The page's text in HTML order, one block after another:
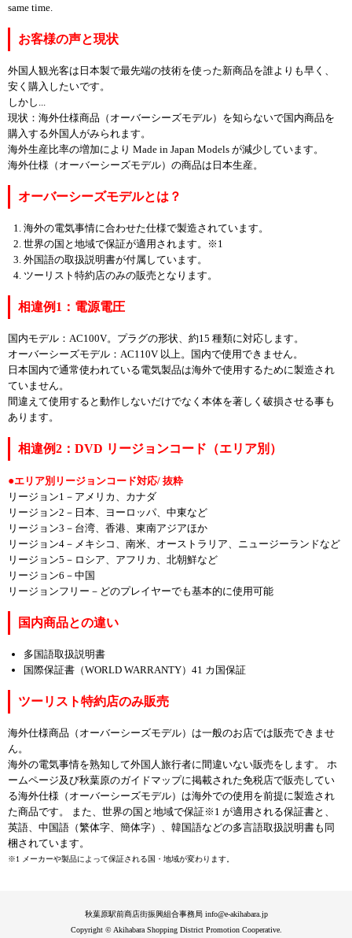
same time.
お客様の声と現状
外国人観光客は日本製で最先端の技術を使った新商品を誰よりも早く、
安く購入したいです。
しかし...
現状：海外仕様商品（オーバーシーズモデル）を知らないで国内商品を
購入する外国人がみられます。
海外生産比率の増加により Made in Japan Models が減少しています。
海外仕様（オーバーシーズモデル）の商品は日本生産。
オーバーシーズモデルとは？
海外の電気事情に合わせた仕様で製造されています。
世界の国と地域で保証が適用されます。※1
外国語の取扱説明書が付属しています。
ツーリスト特約店のみの販売となります。
相違例1：電源電圧
国内モデル：AC100V。プラグの形状、約15 種類に対応します。
オーバーシーズモデル：AC110V 以上。国内で使用できません。
日本国内で通常使われている電気製品は海外で使用するために製造され
ていません。
間違えて使用すると動作しないだけでなく本体を著しく破損させる事も
あります。
相違例2：DVD リージョンコード（エリア別）
エリア別リージョンコード対応/ 抜粋
リージョン1－アメリカ、カナダ
リージョン2－日本、ヨーロッパ、中東など
リージョン3－台湾、香港、東南アジアほか
リージョン4－メキシコ、南米、オーストラリア、ニュージーランドなど
リージョン5－ロシア、アフリカ、北朝鮮など
リージョン6－中国
リージョンフリー－どのプレイヤーでも基本的に使用可能
国内商品との違い
多国語取扱説明書
国際保証書（WORLD WARRANTY）41 カ国保証
ツーリスト特約店のみ販売
海外仕様商品（オーバーシーズモデル）は一般のお店では販売できませ
ん。
海外の電気事情を熟知して外国人旅行者に間違いない販売をします。 ホ
ームページ及び秋葉原のガイドマップに掲載された免税店で販売してい
る海外仕様（オーバーシーズモデル）は海外での使用を前提に製造され
た商品です。 また、世界の国と地域で保証※1 が適用される保証書と、
英語、中国語（繁体字、簡体字）、韓国語などの多言語取扱説明書も同
梱されています。
※1 メーカーや製品によって保証される国・地域が変わります。
秋葉原駅前商店街振興組合事務局 info@e-akihabara.jp
Copyright © Akihabara Shopping District Promotion Cooperative.